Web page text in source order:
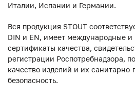
Италии, Испании и Германии.
Вся продукция STOUT
DIN и EN, имеет международные и
сертификаты качества,
регистрации Роспотребнадзора,
качество изделий и их
безопасность.